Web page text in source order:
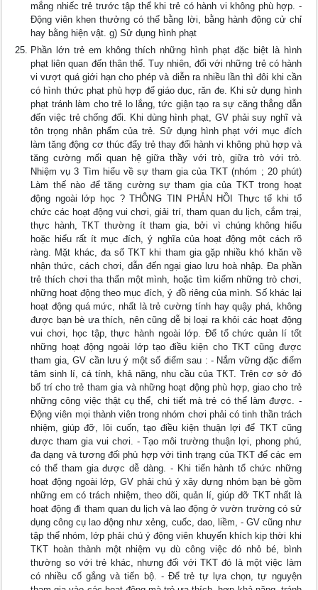
mắng nhiếc trẻ trước tập thể khi trẻ có hành vi không phù hợp. -
Động viên khen thưởng có thể bằng lời, bằng hành động cử chỉ
hay bằng hiện vật. g) Sử dụng hình phạt
Phần lớn trẻ em không thích những hình phạt đặc biệt là hình
phạt liên quan đến thân thể. Tuy nhiên, đối với những trẻ có hành
vi vượt quá giới hạn cho phép và diễn ra nhiều lần thì đôi khi cần
có hình thức phạt phù hợp để giáo dục, răn đe. Khi sử dụng hình
phạt tránh làm cho trẻ lo lắng, tức giận tạo ra sự căng thẳng dẫn
đến việc trẻ chống đối. Khi dùng hình phạt, GV phải suy nghĩ và
tôn trọng nhân phẩm của trẻ. Sử dụng hình phạt với mục đích
làm tăng động cơ thúc đẩy trẻ thay đổi hành vi không phù hợp và
tăng cường mối quan hệ giữa thầy với trò, giữa trò với trò.
Nhiệm vụ 3 Tìm hiểu về sự tham gia của TKT (nhóm ; 20 phút)
Làm thế nào để tăng cường sự tham gia của TKT trong hoạt
động ngoài lớp học ? THÔNG TIN PHẢN HỒI Thực tế khi tổ
chức các hoạt động vui chơi, giải trí, tham quan du lịch, cắm trại,
thực hành, TKT thường ít tham gia, bởi vì chúng không hiểu
hoặc hiểu rất ít mục đích, ý nghĩa của hoạt động một cách rõ
ràng. Mặt khác, đa số TKT khi tham gia gặp nhiều khó khăn về
nhận thức, cách chơi, dẫn đến ngại giao lưu hoà nhập. Đa phần
trẻ thích chơi tha thẩn một mình, hoặc tìm kiếm những trò chơi,
những hoạt động theo mục đích, ý đồ riêng của mình. Số khác lại
hoạt động quá mức, nhất là trẻ cường tính hay quậy phá, không
được bạn bè ưa thích, nên cũng dễ bị loại ra khỏi các hoạt động
vui chơi, học tập, thực hành ngoài lớp. Để tổ chức quản lí tốt
những hoạt động ngoài lớp tạo điều kiện cho TKT cũng được
tham gia, GV cần lưu ý một số điểm sau : - Nắm vững đặc điểm
tâm sinh lí, cá tính, khả năng, nhu cầu của TKT. Trên cơ sở đó
bố trí cho trẻ tham gia và những hoạt động phù hợp, giao cho trẻ
những công việc thật cụ thể, chi tiết mà trẻ có thể làm được. -
Động viên mọi thành viên trong nhóm chơi phải có tinh thần trách
nhiệm, giúp đỡ, lôi cuốn, tạo điều kiện thuận lợi để TKT cũng
được tham gia vui chơi. - Tạo môi trường thuận lợi, phong phú,
đa dạng và tương đối phù hợp với tình trạng của TKT để các em
có thể tham gia được dễ dàng. - Khi tiến hành tổ chức những
hoạt động ngoài lớp, GV phải chú ý xây dựng nhóm bạn bè gồm
những em có trách nhiệm, theo dõi, quản lí, giúp đỡ TKT nhất là
hoạt động đi tham quan du lịch và lao động ở vườn trường có sử
dụng công cụ lao động như xẻng, cuốc, dao, liềm, - GV cũng như
tập thể nhóm, lớp phải chú ý động viên khuyến khích kịp thời khi
TKT hoàn thành một nhiệm vụ dù công việc đó nhỏ bé, bình
thường so với trẻ khác, nhưng đối với TKT đó là một việc làm
có nhiều cố gắng và tiến bộ. - Để trẻ tự lựa chọn, tự nguyện